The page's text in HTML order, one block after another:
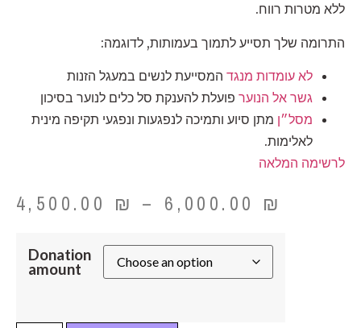
ללא מטרות רווח.
התרומה שלך תסייע לתמוך בעמותות, לדוגמה:
לא עומדות מנגד המסייעת לנשים במעגל הזנות
גשר אל הנוער פועלת להענקת סל כלים לנוער בסיכון
מסל״ן מתן סיוע ותמיכה לנפגעות ונפגעי תקיפה מינית
לאלימות.
לרשימה המלאה
4,500.00 ₪ – 6,000.00 ₪
Donation
amount